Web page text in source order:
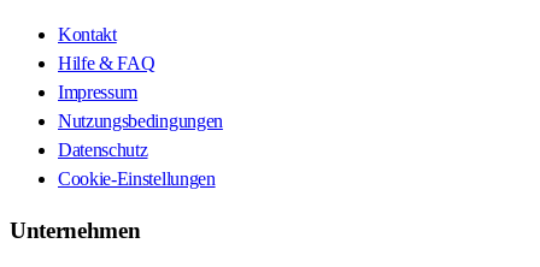
Kontakt
Hilfe & FAQ
Impressum
Nutzungsbedingungen
Datenschutz
Cookie-Einstellungen
Unternehmen